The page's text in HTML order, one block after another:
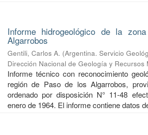
Informe hidrogeológico de la
Algarrobos
Gentili, Carlos A. (Argentina. Servicio
Dirección Nacional de Geología y Recursos
Informe técnico con reconocimiento
región de Paso de los Algarrobos,
ordenado por disposición N° 11-48
enero de 1964. El informe contiene datos